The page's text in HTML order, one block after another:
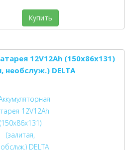
Купить
12V12Ah (150x86x131)
необслуж.) DELTA